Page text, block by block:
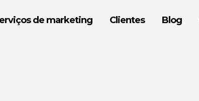
de marketing Clientes Blog